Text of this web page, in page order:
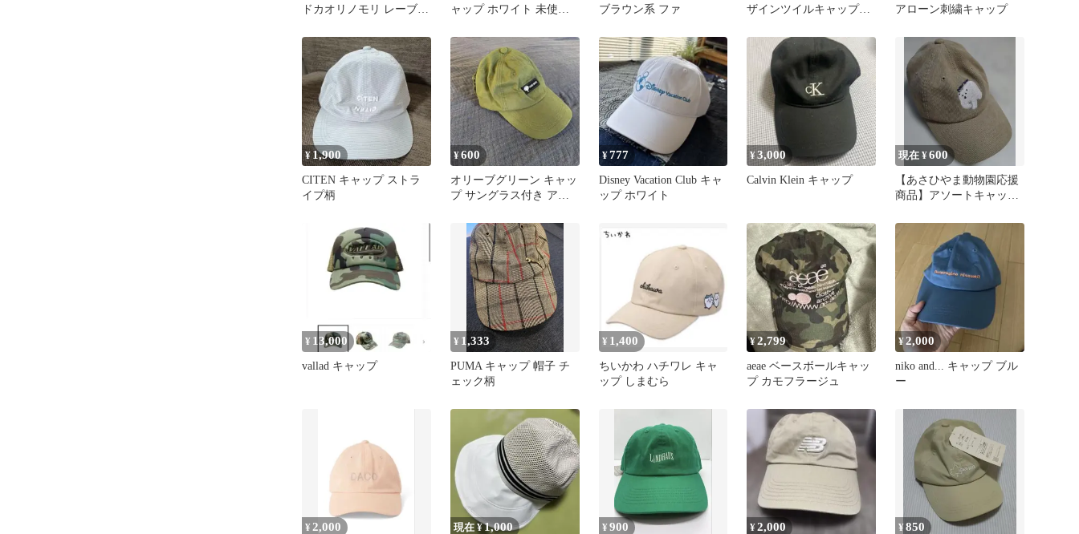
ドカオリノモリ レーブキ
ャップ ホワイト 未使用
ブラウン系 ファ
ザインツイルキャップ
アローン刺繍キャップ
¥1,900
CITEN キャップ ストラ
イプ柄
¥600
オリーブグリーン キャッ
プ サングラス付き アウ
¥777
Disney Vacation Club キャ
ップ ホワイト
¥3,000
Calvin Klein キャップ
現在 ¥600
【あさひやま動物園応援
商品】アソートキャップ
¥ 13,000
vallad キャップ
¥ 1,333
PUMA キャップ 帽子 チ
ェック柄
¥ 1,400
ちいかわ ハチワレ キャ
ップ しまむら
¥2,799
aeae ベースボールキャッ
プ カモフラージュ
¥2,000
niko and... キャップ ブル
ー
¥ 2,000 現在 ¥1,000 ¥900 ¥2,000 ¥850